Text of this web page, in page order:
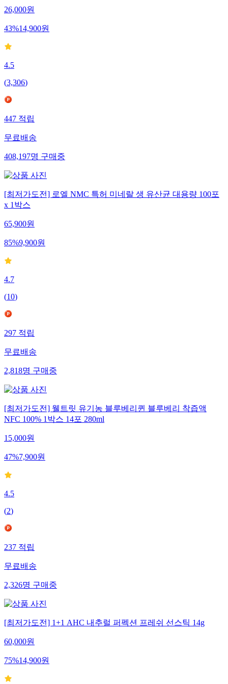
26,000원
43%14,900원
4.5
(3,306)
447적립
무료배송
408,197명구매중
[최저가도전] 로엘 NMC 특허 미네랄 생 유산균 대용량 100포
x 1박스
65,900원
85%9,900원
4.7
(10)
297적립
무료배송
2,818명구매중
[최저가도전] 웰트릿 유기농 블루베리퀸 블루베리 착즙액
NFC 100% 1박스 14포 280ml
15,000원
47%7,900원
4.5
(2)
237적립
무료배송
2,326명구매중
[최저가도전] 1+1 AHC 내추럴 퍼펙션 프레쉬 선스틱 14g
60,000원
75%14,900원